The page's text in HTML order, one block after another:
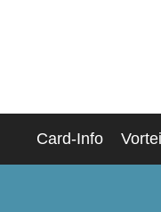
Card-Info